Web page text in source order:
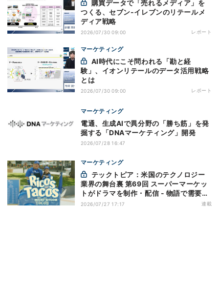
つくる、セブン-イレブンのリテールメ
ディア戦略
2026/07/30 09:00 レポート
マーケティング
験」、イオンリテールのデータ活用戦略
とは
2026/07/30 09:00 レポート
マーケティング
電通、生成AIで異分野の「勝ち筋」を発
掘する「DNAマーケティング」開発
2026/07/28 16:47
マーケティング
業界の舞台裏 第69回 スーパーマーケッ
トがドラマを制作・配信 - 物語で需要を
演出する小売メディア
2026/07/27 17:17 連載